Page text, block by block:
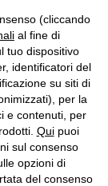
cookie
33 - 13855
Reg. Imprese di
Reg. Pile:
Capitale
(cliccando
al fine di
tuo dispositivo
identificatori del
su siti di
per la
e contenuti, per
Quipuoi
sul consenso
opzioni di
del consenso